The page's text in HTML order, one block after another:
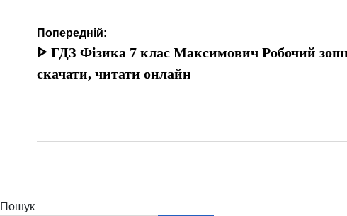
Навігація
записів
Попередній:
ᐈ ГДЗ Фізика 7 клас Максимович Робочий
скачати, читати онлайн
Пошук